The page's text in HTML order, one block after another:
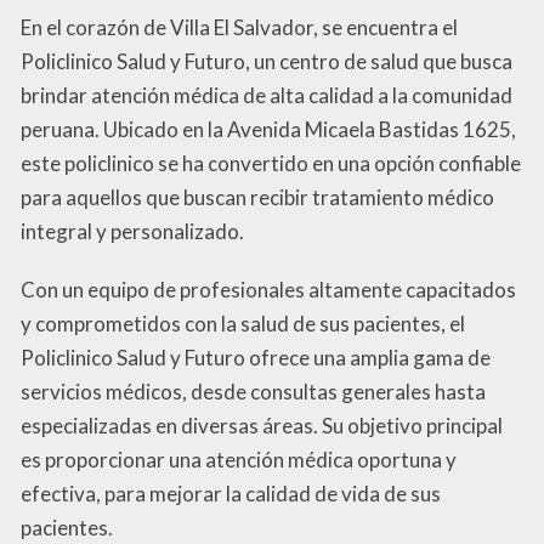
En el corazón de Villa El Salvador, se encuentra el
Policlinico Salud y Futuro, un centro de salud que busca
brindar atención médica de alta calidad a la comunidad
peruana. Ubicado en la Avenida Micaela Bastidas 1625,
este policlinico se ha convertido en una opción confiable
para aquellos que buscan recibir tratamiento médico
integral y personalizado.
Con un equipo de profesionales altamente capacitados
y comprometidos con la salud de sus pacientes, el
Policlinico Salud y Futuro ofrece una amplia gama de
servicios médicos, desde consultas generales hasta
especializadas en diversas áreas. Su objetivo principal
es proporcionar una atención médica oportuna y
efectiva, para mejorar la calidad de vida de sus
pacientes.